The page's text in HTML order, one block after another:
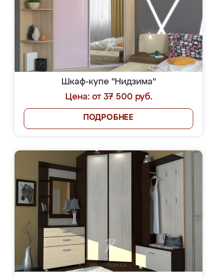
Шкаф-купе "Нидзима"
Цена: от 37 500 руб.
ПОДРОБНЕЕ